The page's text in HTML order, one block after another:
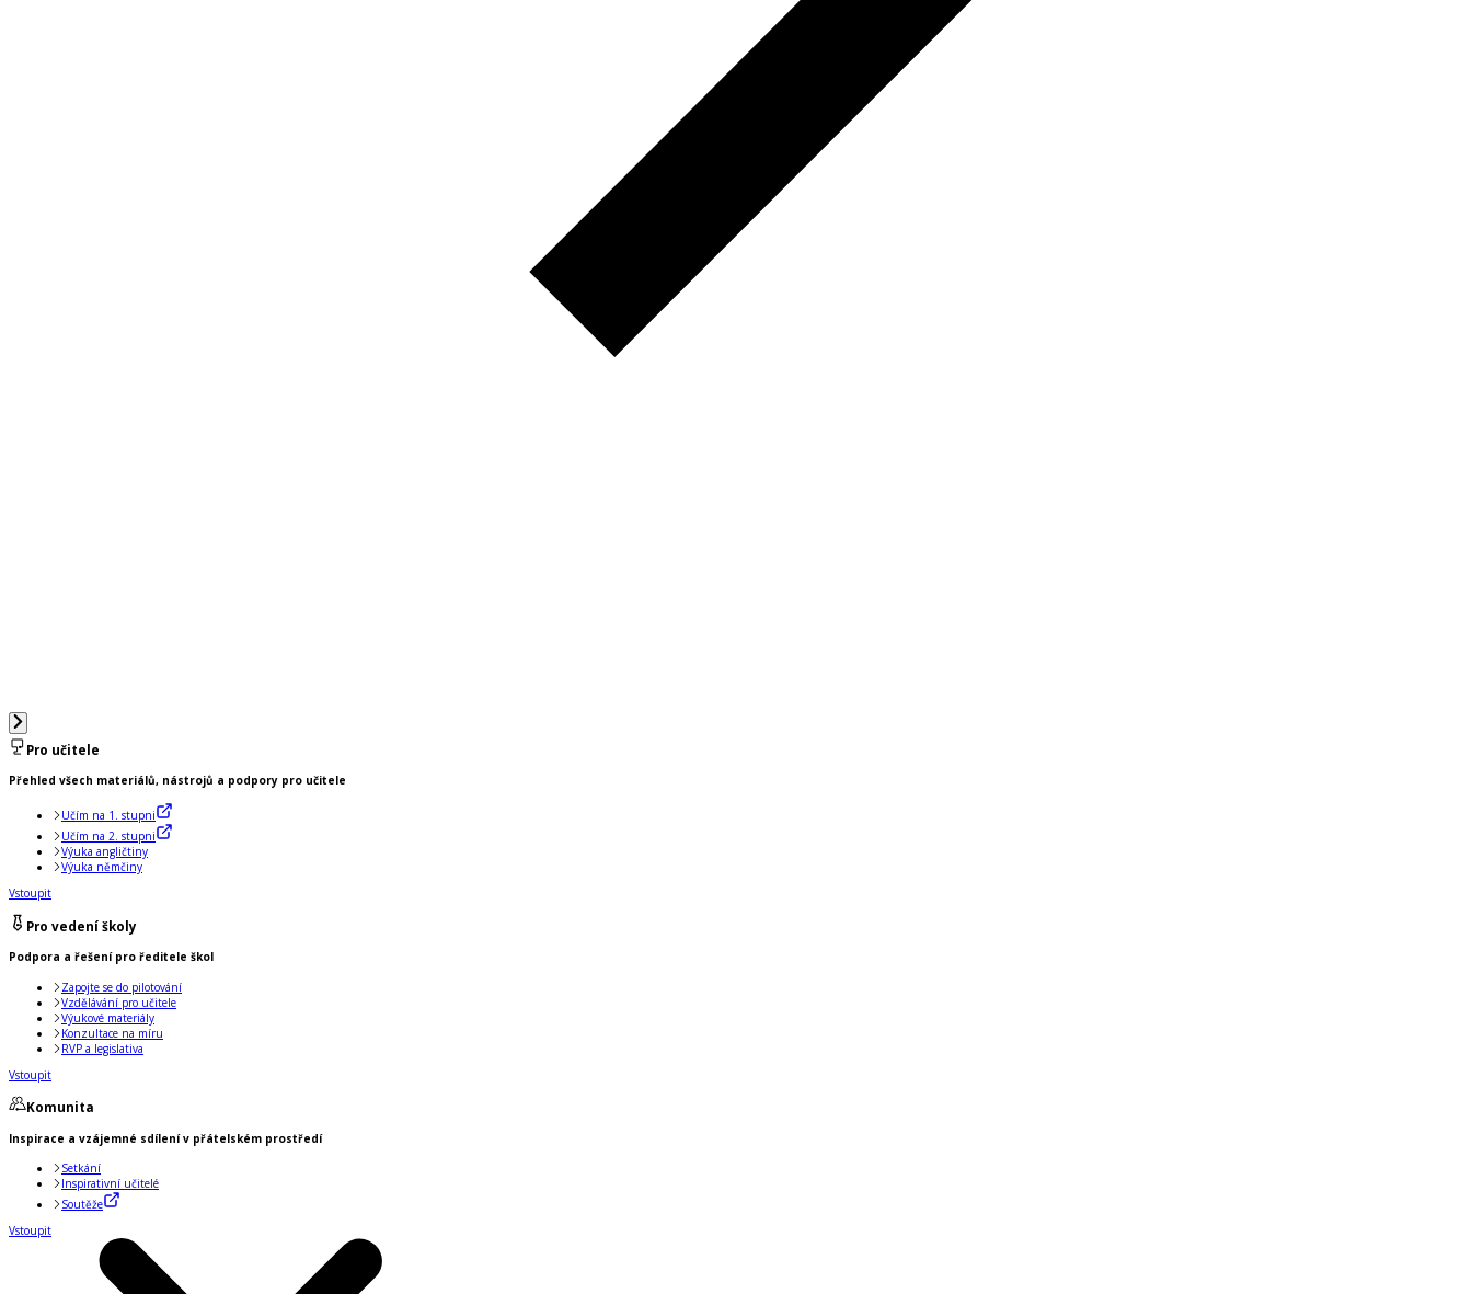
Pro učitele
Přehled všech materiálů, nástrojů a podpory pro učitele
Učím na 1. stupni
Učím na 2. stupni
Výuka angličtiny
Výuka němčiny
Vstoupit
Pro vedení školy
Podpora a řešení pro ředitele škol
Zapojte se do pilotování
Vzdělávání pro učitele
Výukové materiály
Konzultace na míru
RVP a legislativa
Vstoupit
Komunita
Inspirace a vzájemné sdílení v přátelském prostředí
Setkání
Inspirativní učitelé
Soutěže
Vstoupit